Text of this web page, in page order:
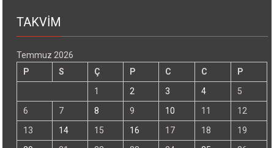
TAKVİM
Temmuz 2026
P
S Ç P C C
P
1
2 3 4
5
6
7 8 9 10 11
12
13
14 15 16 17 18
19